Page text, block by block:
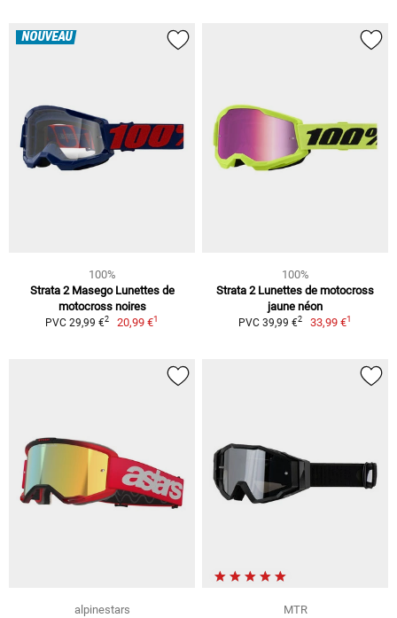
NOUVEAU
100%
Strata 2 Masego Lunettes de
motocross noires
PVC 29,99 €2 20,99 €1
100%
Strata 2 Lunettes de motocross
jaune néon
PVC 39,99 €2 33,99 €1
alpinestars
MTR